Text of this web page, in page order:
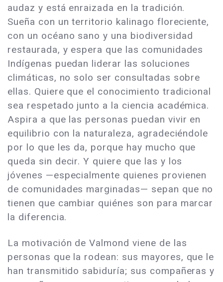
audaz y está enraizada en la tradición.
Sueña con un territorio kalinago floreciente,
con un océano sano y una biodiversidad
restaurada, y espera que las comunidades
Indígenas puedan liderar las soluciones
climáticas, no solo ser consultadas sobre
ellas. Quiere que el conocimiento tradicional
sea respetado junto a la ciencia académica.
Aspira a que las personas puedan vivir en
equilibrio con la naturaleza, agradeciéndole
por lo que les da, porque hay mucho que
queda sin decir. Y quiere que las y los
jóvenes —especialmente quienes provienen
de comunidades marginadas— sepan que no
tienen que cambiar quiénes son para marcar
la diferencia.
La motivación de Valmond viene de las
personas que la rodean: sus mayores, que le
han transmitido sabiduría; sus compañeras y